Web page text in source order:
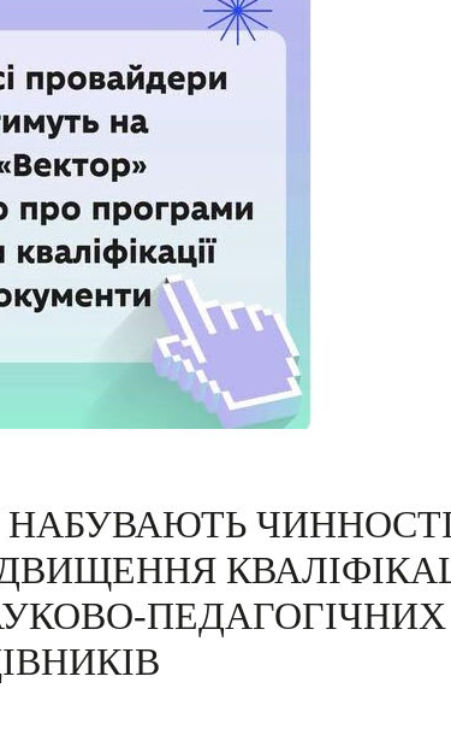
НАБУВАЮТЬ
ПЕДАГОГІЧНИХ